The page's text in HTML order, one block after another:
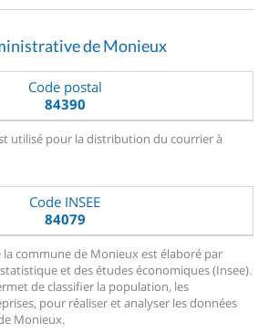
de Monieux
Code postal
84390
utilisé pour la distribution du courrier à
Code INSEE
84079
la commune de Monieux est élaboré par
et des études économiques (Insee).
de classifier la population, les
pour réaliser et analyser les données
Monieux.